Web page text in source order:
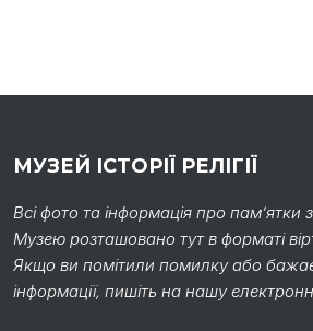
МУЗЕЙ ІСТОРІЇ РЕЛІГІЇ
Всі фото та інформація про пам’ятки
Музею розташовано тут в форматі
Якщо ви помітили помилку або
інформації, пишіть на нашу